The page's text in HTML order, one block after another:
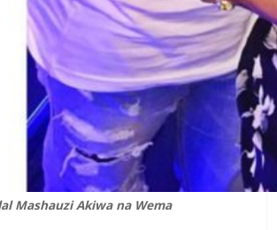
Mashauzi Akiwa na Wema